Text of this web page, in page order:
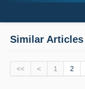
Journal Boards
Similar Articles
<< < 1 2